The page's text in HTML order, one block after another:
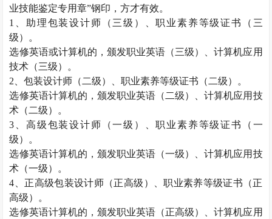
业技能鉴定专用章”钢印，方才有效。
1
、助理包装设计师（三级）、职业素养等级证书（三
级）。
选修英语或计算机的，颁发职业英语（三级）、计算机应用
技术（三级）。
2 、包装设计师（二级）、职业素养等级证书（二级）。
选修英语计算机的，颁发职业英语（二级）、计算机应用技
术（二级）。
3 、高级包装设计师（一级）、职业素养等级证书（一
级）。
选修英语计算机的，颁发职业英语（一级）、计算机应用技
术（一级）。
4 、正高级包装设计师（正高级）、职业素养等级证书（正
高级）。
选修英语计算机的，颁发职业英语（正高级）、计算机应用